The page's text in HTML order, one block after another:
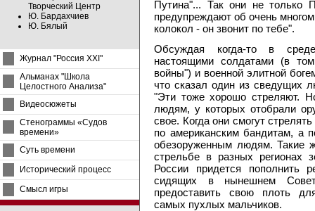
Творческий Центр
Ю. Бардахчиев
Ю. Бялый
Журнал "Россия XXI"
Альманах "Школа
Целостного Анализа"
Видеосюжеты
Стенограммы «Судов
времени»
Суть времени
Исторический процесс
Смысл игры
Путина"... Так они не только
предупреждают об очень
колокол - он звонит по тебе".
Обсуждая когда-то в
настоящими солдатами (в
войны") и военной элитной
что сказал один из сведущих
"Эти тоже хорошо стреляют.
людям, у которых отобрали
свое. Когда они смогут
по американским бандитам, а
обезоруженным людям. Такие
стрельбе в разных
России придется пополнить
сидящих в нынешнем
предоставить свою плоть
самых пухлых мальчиков.